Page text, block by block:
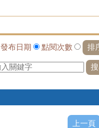
發布日期 點閱次數
上一頁